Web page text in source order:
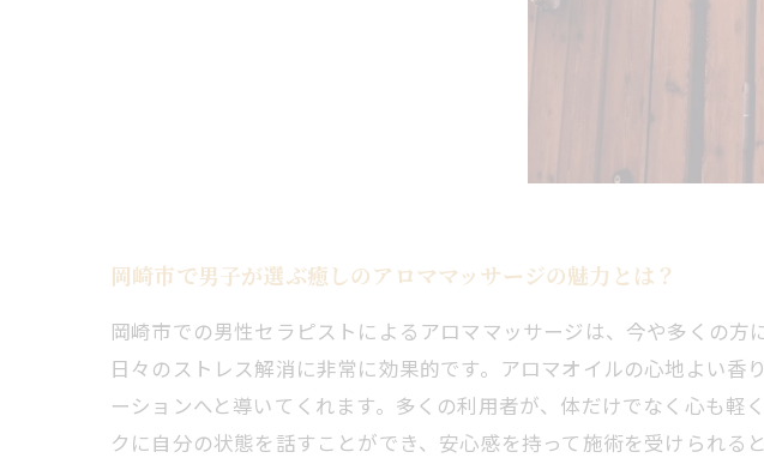
岡崎市で男子が選ぶ癒しのアロママッサージの魅力とは？
岡崎市での男性セラピストによるアロママッサージは、今や多くの方
日々のストレス解消に非常に効果的です。アロマオイルの心地よい
ーションへと導いてくれます。多くの利用者が、体だけでなく心も
クに自分の状態を話すことができ、安心感を持って施術を受けられ